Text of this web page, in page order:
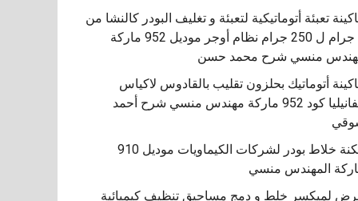
تعبئة أتوماتيكية لتعبئة و تغليف البودر كالنشا من
5 جرام ل 250 جرام نظام أوجر موديل 952 ماركة
منسي شرح محمد حسن
أتوماتيك بحلزون تقليب بالقادوس لاكياس
الفانيليا كود 952 ماركة مهندس منسي شرح أحمد
مكنة خلاط بودر لشركات الكيماويات موديل 910
المهندس منسي
لميكسر خلط و دمج مساحيق تنظيف كيميائية